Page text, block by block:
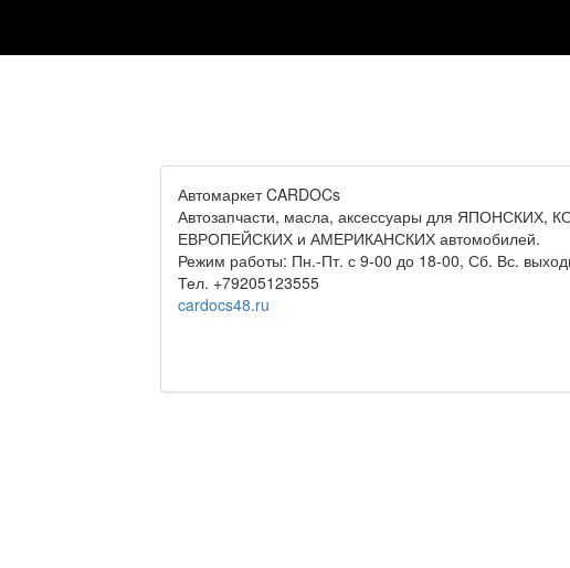
Автомаркет CARDOCs
Автозапчасти, масла, аксессуары для ЯПОНСКИХ,
ЕВРОПЕЙСКИХ и АМЕРИКАНСКИХ автомобилей.
Режим работы: Пн.-Пт. с 9-00 до 18-00, Сб. Вс.
Тел. +79205123555
cardocs48.ru